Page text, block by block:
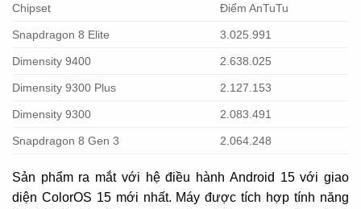
Chipset Điểm AnTuTu
Snapdragon 8 Elite 3.025.991
Dimensity 9400 2.638.025
Dimensity 9300 Plus 2.127.153
Dimensity 9300 2.083.491
Snapdragon 8 Gen 3 2.064.248
Sản phẩm ra mắt với hệ điều hành Android 15 với giao
diện ColorOS 15 mới nhất. Máy được tích hợp tính năng